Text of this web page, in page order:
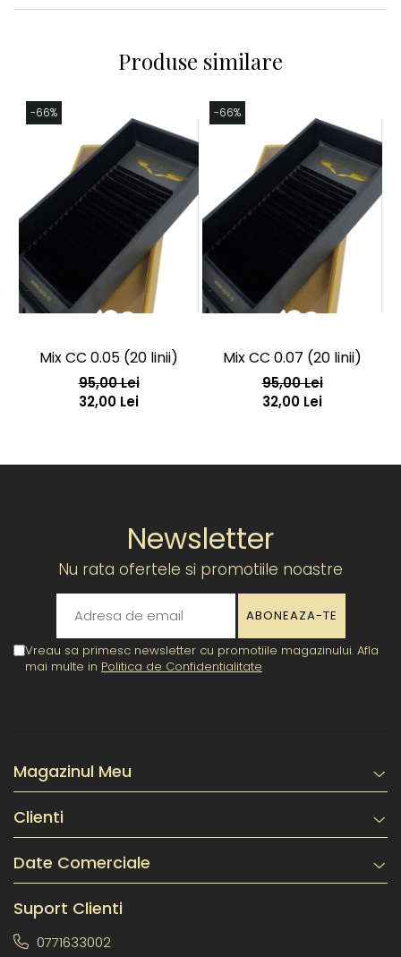
Produse similare
-66%
Mix CC 0.05 (20 linii)
95,00 Lei
32,00 Lei
-66%
Mix CC 0.07 (20 linii)
95,00 Lei
32,00 Lei
Newsletter
Nu rata ofertele si promotiile noastre
Vreau sa primesc newsletter cu promotiile magazinului. Afla
mai multe in Politica de Confidentialitate
Magazinul Meu
Clienti
Date Comerciale
Suport Clienti
0771633002